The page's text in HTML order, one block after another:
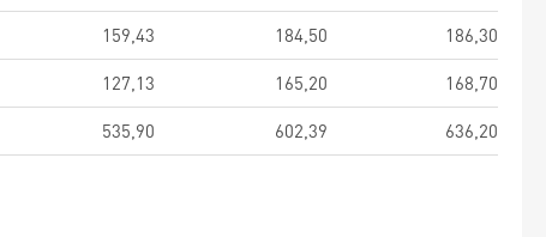
159,43 184,50
186,30
127,13 165,20
168,70
535,90 602,39 636,20